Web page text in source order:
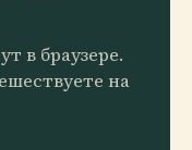
в браузере.
на